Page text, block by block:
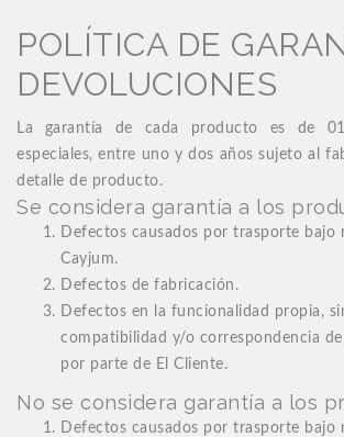
POLÍTICA DE
DEVOLUCIONES
La garantía de cada producto es de
especiales, entre uno y dos años sujeto al
detalle de producto.
Se considera garantía a los
Defectos causados por trasporte bajo
Cayjum.
Defectos de fabricación.
Defectos en la funcionalidad propia,
compatibilidad y/o correspondencia
por parte de El Cliente.
No se considera garantía a los
Defectos causados por trasporte bajo